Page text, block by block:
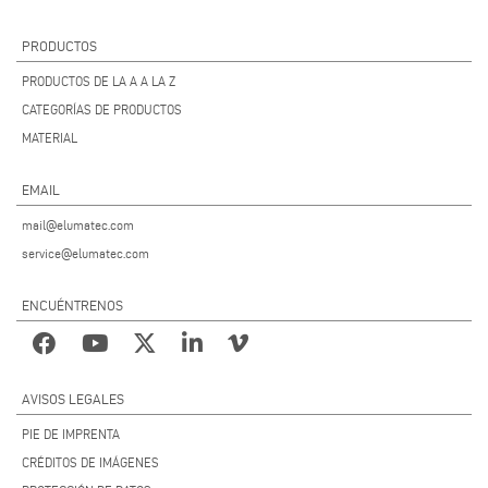
PRODUCTOS
PRODUCTOS DE LA A A LA Z
CATEGORÍAS DE PRODUCTOS
MATERIAL
EMAIL
mail@elumatec.com
service@elumatec.com
ENCUÉNTRENOS
AVISOS LEGALES
PIE DE IMPRENTA
CRÉDITOS DE IMÁGENES